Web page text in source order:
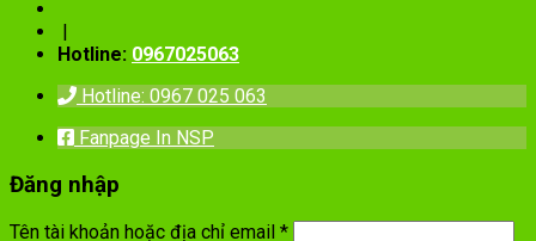
Hotline: 0967025063
Hotline: 0967 025 063
Fanpage In NSP
Đăng nhập
Tên tài khoản hoặc địa chỉ email *